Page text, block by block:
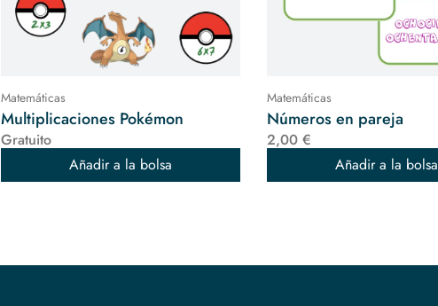
Matemáticas
Multiplicaciones Pokémon
Gratuito
Añadir a la bolsa
Matemáticas
Números en pareja
2,00 €
Añadir a la bolsa